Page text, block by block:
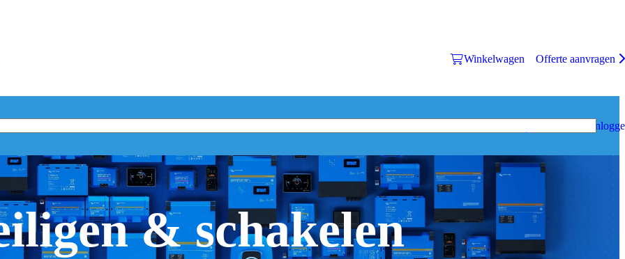
Winkelwagen Offerte aanvragen
& schakelen